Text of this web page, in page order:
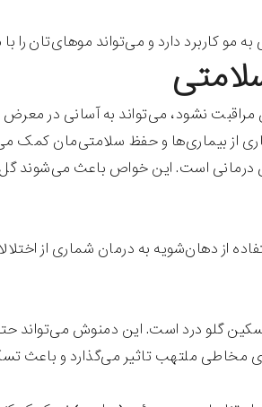
مو کاربرد دارد و می‌تواند موهای‌تان را
نشود، می‌تواند به آسانی در معرض
از بیماری‌ها و حفظ سلامتی‌مان کمک
است. این خواص باعث می‌شوند گل
از دهان‌شویه به درمان شماری از
گلو درد است. این دمنوش می‌تواند حتی
مخاطی ملتهب تاثیر می‌گذارد و باعث